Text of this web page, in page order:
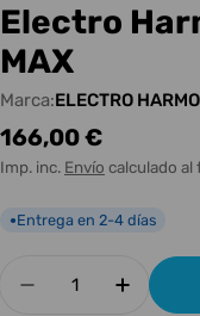
Electro
MAX
Marca:ELECTRO
Precio
habitual
166,00 €
Imp. inc. Envío calculado al
●Entrega en 2-4 días
Disminuir